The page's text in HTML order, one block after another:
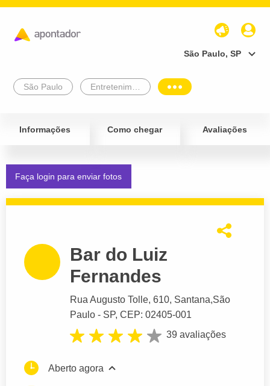
São Paulo, SP
São Paulo
Informações Como chegar Avaliações
Faça login para enviar fotos
Bar do Luiz
Fernandes
Rua Augusto Tolle, 610, Santana,São
Paulo - SP, CEP: 02405-001
39 avaliações
Aberto agora